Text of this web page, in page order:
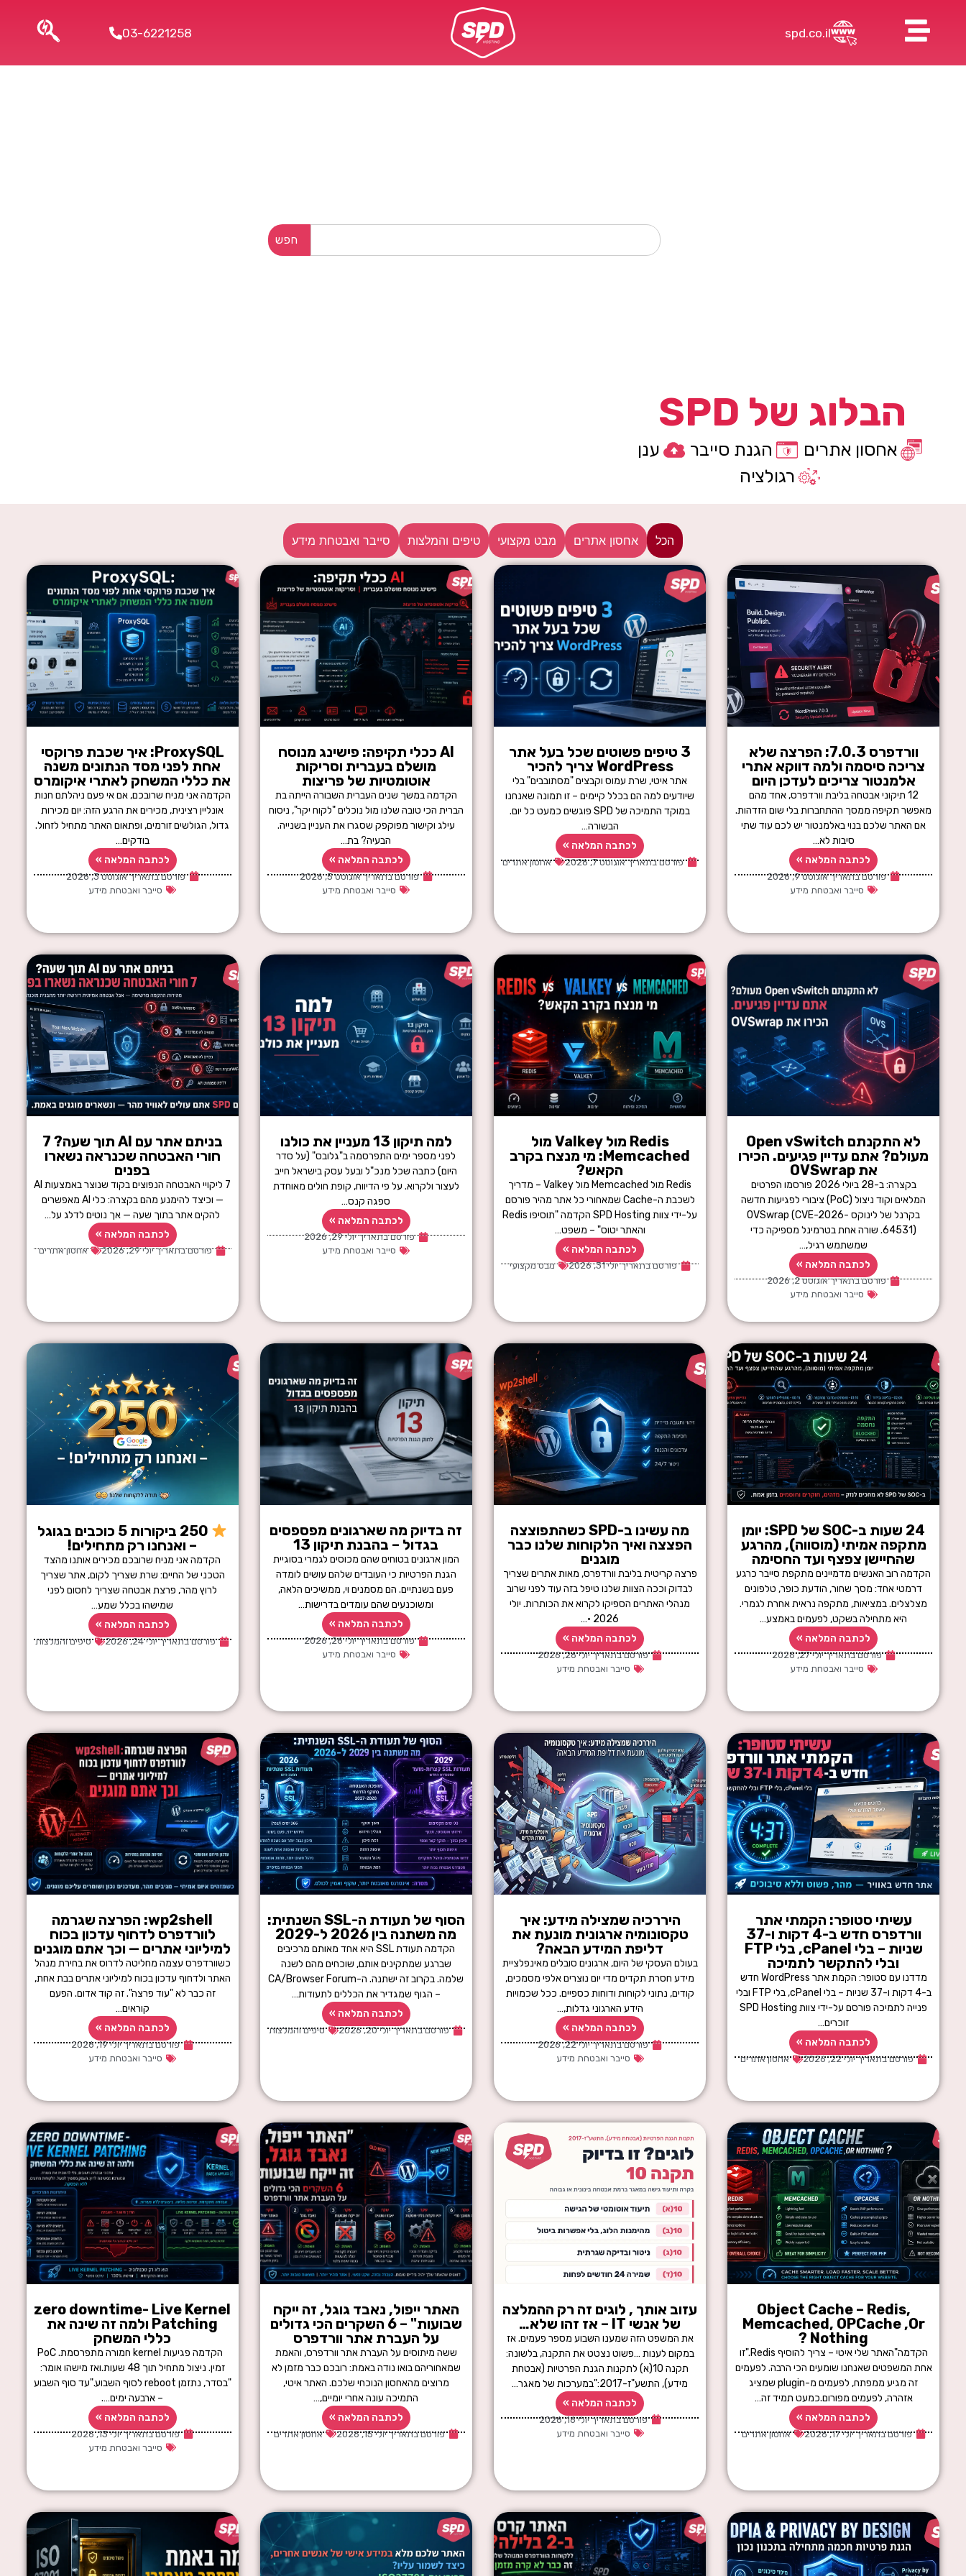
spd.co.il
03-6221258
חפש
הבלוג של SPD
אחסון אתרים הגנת סייבר
ענן
רגולציה
הכל אחסון אתרים מבט מקצועי טיפים והמלצות סייבר ואבטחת מידע
וורדפרס 7.0.3: הפרצה שלא
צריכה סיסמה ולמה דווקא אתרי
אלמנטור צריכים לעדכן היום
12 תיקוני אבטחה בליבת וורדפרס, אחד מהם
מאפשר תקיפה ממסך ההתחברות בלי שום הזדהות.
אם האתר שלכם בנוי באלמנטור יש לכם עוד שתי
סיבות לא…
לכתבה המלאה »
פורסם בתאריך אוגוסט 9, 2026
סייבר ואבטחת מידע
3 טיפים פשוטים שכל בעל אתר
WordPress צריך להכיר
אתר איטי, שרת עמוס וקבצים "מסתובבים" בלי
שיודעים למה הם בכלל קיימים – זו תמונה שאנחנו
במוקד התמיכה של SPD פוגשים כמעט כל יום.
הבשורה…
לכתבה המלאה »
פורסם בתאריך אוגוסט 7, 2026 אחסון אתרים
AI ככלי תקיפה: פישינג מנוסח
מושלם בעברית וסריקות
אוטומטיות של פריצות
הקדמה במשך שנים העברית השבורה הייתה בת
הברית הכי טובה שלנו מול נוכלים "לקוח יקר", ניסוח
עילג וקישור מפוקפק שסגרו את העניין בשנייה.
הבעיה? בת…
לכתבה המלאה »
פורסם בתאריך אוגוסט 5, 2026
סייבר ואבטחת מידע
ProxySQL: איך שכבת פרוקסי
אחת לפני מסד הנתונים משנה
את כללי המשחק לאתרי איקומרס
הקדמה אני מניח שרובכם, אם אי פעם ניהלתם חנות
אונליין רצינית, מכירים את הרגע הזה: יום מכירות
גדול, הגולשים זורמים, ופתאום האתר מתחיל לזחול.
בודקים…
לכתבה המלאה »
פורסם בתאריך אוגוסט 3, 2026
סייבר ואבטחת מידע
לא התקנתם Open vSwitch
מעולם? אתם עדיין פגיעים. הכירו
את OVSwrap
בקצרה: ב-28 ביולי 2026 פורסמו הפרטים
המלאים וקוד ניצול (PoC) ציבורי לפגיעות חדשה
בקרנל של לינוקס OVSwrap (CVE-2026-
64531). שורה אחת בטרמינל מספיקה כדי
שמשתמש רגיל,…
לכתבה המלאה »
פורסם בתאריך אוגוסט 2, 2026
סייבר ואבטחת מידע
Redis מול Valkey מול
Memcached: מי מנצח בקרב
הקאש?
Redis מול Memcached מול Valkey – מדריך
לשכבת ה-Cache שמאחורי כל אתר מהיר פורסם
על-ידי צוות SPD Hosting הקדמה "תוסיפו Redis
והאתר יטוס" – משפט…
לכתבה המלאה »
פורסם בתאריך יולי 31, 2026 מבט מקצועי
למה תיקון 13 מעניין את כולנו
לפני מספר ימים התפרסמה ב"גלובס" (על סדר
היום) כתבה שכל מנכ"ל ובעל עסק בישראל חייב
לעצור ולקרוא. על פי הדיווח, קופת חולים מאוחדת
ספגה קנס…
לכתבה המלאה »
פורסם בתאריך יולי 29, 2026
סייבר ואבטחת מידע
בניתם אתר עם AI תוך שעה? 7
חורי האבטחה שכנראה נשארו
בפנים
7 ליקויי האבטחה הנפוצים בקוד שנוצר באמצעות AI
— וכיצד להימנע מהם בקצרה: כלי AI מאפשרים
להקים אתר בתוך שעה — אך נוטים לדלג על…
לכתבה המלאה »
פורסם בתאריך יולי 29, 2026 אחסון אתרים
24 שעות ב-SOC של SPD: יומן
מתקפה אמיתי (מוסווה), מהרגע
שהחיישן צפצף ועד החסימה
הקדמה רוב האנשים מדמיינים מתקפת סייבר כרגע
דרמטי אחד: מסך שחור, הודעת כופר, טלפונים
מצלצלים. במציאות, מתקפה נראית אחרת לגמרי.
היא מתחילה בשקט, לפעמים באמצע…
לכתבה המלאה »
פורסם בתאריך יולי 27, 2026
סייבר ואבטחת מידע
מה עשינו ב-SPD כשהתפוצצה
הפצצה ואיך הלקוחות שלנו כבר
מוגנים
פרצה קריטית בליבת וורדפרס, מאות אתרים שצריך
לבדוק וככה הצוות שלנו טיפל בזה עוד לפני שרוב
מנהלי האתרים הספיקו לקרוא את הכותרות. יולי
2026 ·…
לכתבה המלאה »
פורסם בתאריך יולי 26, 2026
סייבר ואבטחת מידע
זה בדיוק מה שארגונים מפספסים
בגדול – בהבנת תיקון 13
המון ארגונים בטוחים שהם מכוסים לגמרי בסוגיית
הגנת הפרטיות כי העובדים שלהם עושים לומדה
פעם בשנתיים. הם מסמנים וי, ממשיכים הלאה,
ומשוכנעים שהם עומדים בדרישות…
לכתבה המלאה »
פורסם בתאריך יולי 26, 2026
סייבר ואבטחת מידע
250 ביקורות 5 כוכבים בגוגל
– ואנחנו רק מתחילים!
הקדמה אני מניח שרובכם מכירים אותנו מהצד
הטכני של החיים: שרת שצריך לקום, אתר שצריך
לרוץ מהר, פרצת אבטחה שצריך לחסום לפני
שמישהו בכלל שמע…
לכתבה המלאה »
פורסם בתאריך יולי 24, 2026 טיפים והמלצות
עשיתי סטופר: הקמתי אתר
וורדפרס חדש ב-4 דקות ו-37
שניות – בלי cPanel, בלי FTP
ובלי להתקשר לתמיכה
מדדנו עם סטופר: הקמת אתר WordPress חדש
ב-4 דקות ו-37 שניות – בלי cPanel, בלי FTP ובלי
פנייה לתמיכה פורסם על-ידי צוות SPD Hosting
זוכרים…
לכתבה המלאה »
פורסם בתאריך יולי 22, 2026 אחסון אתרים
היררכיה שמצילה מידע: איך
טקסונומיה ארגונית מונעת את
דליפת המידע הבאה?
בעולם העסקי של היום, ארגונים סובלים מאינפלציית
מידע חסרת תקדים מדי יום נוצרים אלפי מסמכים,
קודים, נתוני לקוחות ודוחות כספיים. ככל שכמויות
הידע הארגוני גדלות,…
לכתבה המלאה »
פורסם בתאריך יולי 22, 2026
סייבר ואבטחת מידע
הסוף של תעודת ה-SSL השנתית:
מה משתנה בין 2026 ל-2029
הקדמה תעודת SSL היא אחד מאותם מרכיבים
שברגע שמתקינים אותם, שוכחים מהם לשנה
שלמה. בקרוב זה ישתנה. ה-CA/Browser Forum
– הגוף שמגדיר את הכללים לתעודות…
לכתבה המלאה »
פורסם בתאריך יולי 20, 2026 טיפים והמלצות
wp2shell: הפרצה שגרמה
לוורדפרס לדחוף עדכון בכוח
למיליוני אתרים — וכך אתם מוגנים
כשוורדפרס עצמה מחליטה לדרוס את בחירת מנהל
האתר ולדחוף עדכון בכוח למיליוני אתרים בבת אחת,
זה כבר לא "עוד פרצה". זה קוד אדום. הפעם
קוראים…
לכתבה המלאה »
פורסם בתאריך יולי 19, 2026
סייבר ואבטחת מידע
Object Cache – Redis,
Memcached, OPCache ,Or
Nothing ?
הקדמה"האתר שלי איטי – צריך להוסיף Redis."זו
אחת המשפטים שאנחנו שומעים הכי הרבה. לפעמים
זה מגיע ממפתח, לפעמים מ-plugin שמציג
אזהרה, לפעמים מפורום.כמעט תמיד זה…
לכתבה המלאה »
פורסם בתאריך יולי 17, 2026 אחסון אתרים
עזוב אותך , לוגים זה רק ההמלצה
של אנשי IT – אז זהו שלא…
את המשפט הזה שמענו השבוע מספר פעמים. אז
במקום לענות …פשוט נצטט את התקנה, בלשונה:
תקנה 10(א) לתקנות הגנת הפרטיות (אבטחת
מידע), התשע"ז-2017:"במערכות של מאגר…
לכתבה המלאה »
פורסם בתאריך יולי 16, 2026
סייבר ואבטחת מידע
האתר ייפול, נאבד גוגל, זה ייקח
שבועות" – 6 השקרים הכי גדולים
על העברת אתר וורדפרס
ששה מיתוסים על העברת אתר וורדפרס, והאמת
שמאחוריהם בואו נודה באמת: רובכם כבר מזמן לא
מרוצים מהאחסון הנוכחי שלכם. האתר איטי,
התמיכה עונה אחרי יומיים,…
לכתבה המלאה »
פורסם בתאריך יולי 15, 2026 אחסון אתרים
zero downtime- Live Kernel
Patching ולמה זה שינה את
כללי המשחק
הקדמה פגיעות kernel חמורה מתפרסמת. PoC
זמין. ניצול מתחיל תוך 48 שעות.ואז מישהו אומר:
"בסדר, נתזמן reboot לסוף השבוע."עד סוף השבוע
– ארבעה ימים….
לכתבה המלאה »
פורסם בתאריך יולי 13, 2026
סייבר ואבטחת מידע